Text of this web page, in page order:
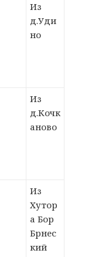
Из
д.Уди
но
Из
д.Кочк
аново
Из
Хутор
а Бор
Брнес
кий